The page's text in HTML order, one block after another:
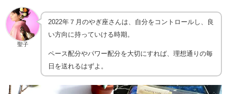
聖子
2022年７月のやぎ座さんは、自分をコントロールし、良
い方向に持っていける時期。
ペース配分やパワー配分を大切にすれば、理想通りの毎
日を送れるはずよ。